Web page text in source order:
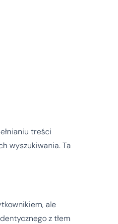
treści
wyszukiwania. Ta
ale
z tłem